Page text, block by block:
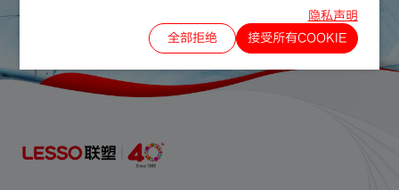
隐私声明
全部拒绝
接受所有COOKIE